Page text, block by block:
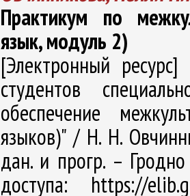
Практикум по
язык, модуль 2)
[Электронный
студентов
обеспечение
языков)" / Н. Н.
дан. и прогр. –
доступа: https://